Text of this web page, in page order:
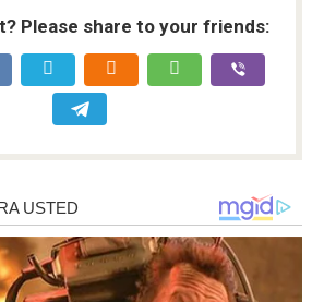
Please share to your friends: